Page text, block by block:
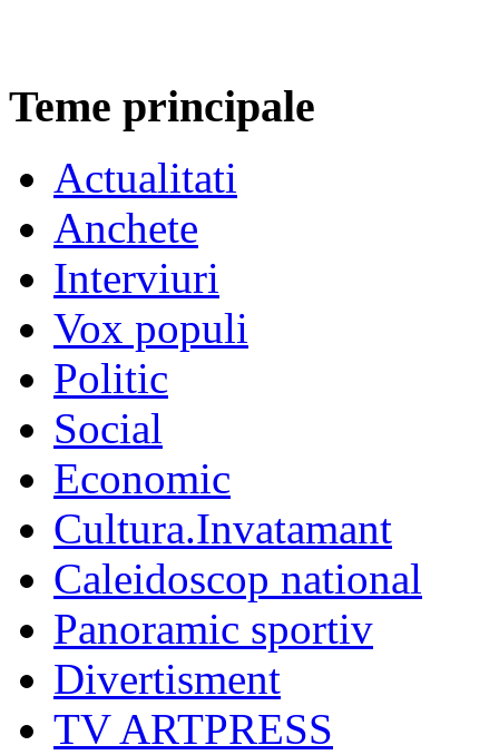
Teme principale
Actualitati
Anchete
Interviuri
Vox populi
Politic
Social
Economic
Cultura.Invatamant
Caleidoscop national
Panoramic sportiv
Divertisment
TV ARTPRESS